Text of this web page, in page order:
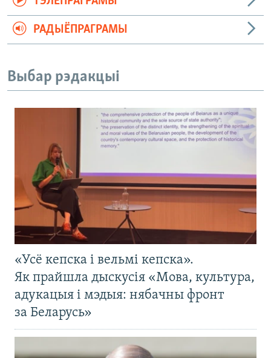
РАДЫЁПРАГРАМЫ
Выбар рэдакцыі
«Усё кепска і вельмі кепска».
Як прайшла дыскусія «Мова, культура,
адукацыя і мэдыя: нябачны фронт
за Беларусь»